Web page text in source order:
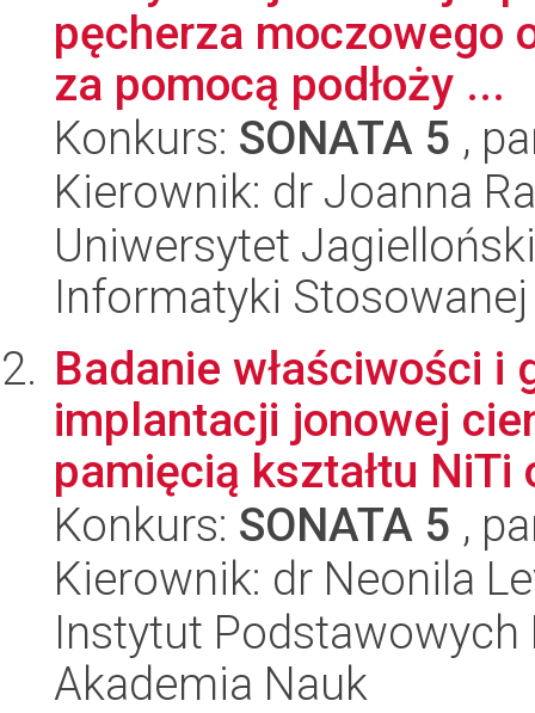
pęcherza moczowego
za pomocą podłoży ...
Konkurs: SONATA 5 ,
Kierownik: dr Joanna
Uniwersytet
Informatyki Stosowanej
Badanie właściwości i
implantacji jonowej
pamięcią kształtu NiTi
Konkurs: SONATA 5 ,
Kierownik: dr Neonila
Instytut
Akademia Nauk